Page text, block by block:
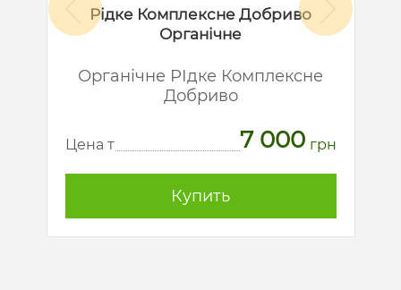
Рідке Комплексне Добриво
Органічне
Органічне РІдке Комплексне
Добриво
Цена т 7 000 грн
Купить